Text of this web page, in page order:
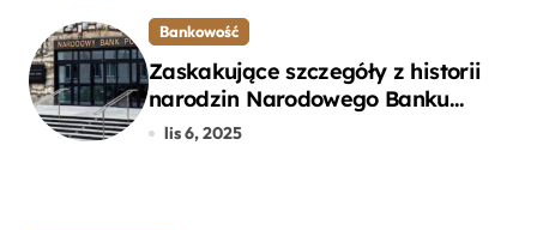
Bankowość
Zaskakujące szczegóły z historii
narodzin Narodowego Banku
Polskiego, o których mogłeś nie
lis 6, 2025